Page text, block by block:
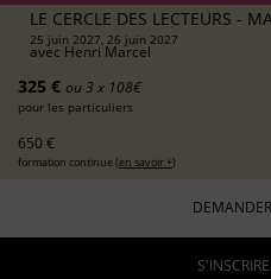
LE CERCLE DES LECTEURS -
25 juin 2027, 26 juin 2027
avec Henri Marcel
325 € ou 3 x 108€
pour les particuliers
650 €
formation continue (en savoir +)